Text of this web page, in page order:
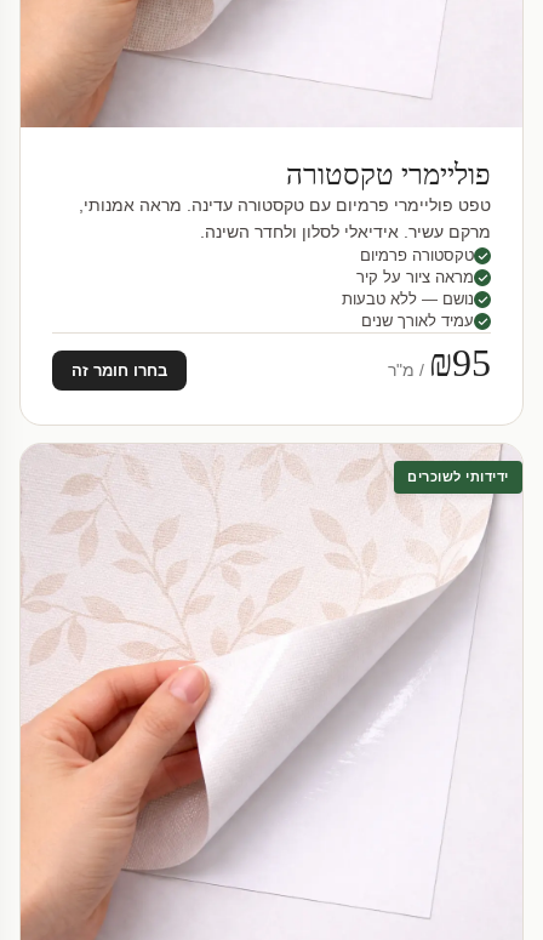
פוליימרי טקסטורה
טפט פוליימרי פרמיום עם טקסטורה עדינה. מראה אמנותי,
מרקם עשיר. אידיאלי לסלון ולחדר השינה.
טקסטורה פרמיום
מראה ציור על קיר
נושם — ללא טבעות
עמיד לאורך שנים
₪95 / מ"ר בחרו חומר זה
ידידותי לשוכרים